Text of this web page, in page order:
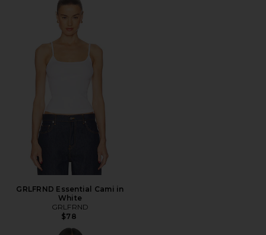
GRLFRND Essential Cami in
White
GRLFRND
$78